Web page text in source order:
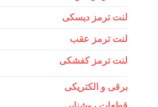
لنت ترمز دیسکی
لنت ترمز عقب
لنت ترمز کفشکی
برقی و الکتریکی